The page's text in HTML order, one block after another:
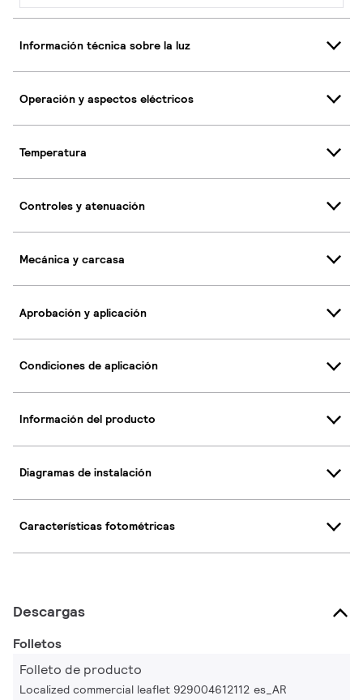
Información técnica sobre la luz
Operación y aspectos eléctricos
Temperatura
Controles y atenuación
Mecánica y carcasa
Aprobación y aplicación
Condiciones de aplicación
Información del producto
Diagramas de instalación
Características fotométricas
Descargas
Folletos
Folleto de producto
Localized commercial leaflet 929004612112 es_AR